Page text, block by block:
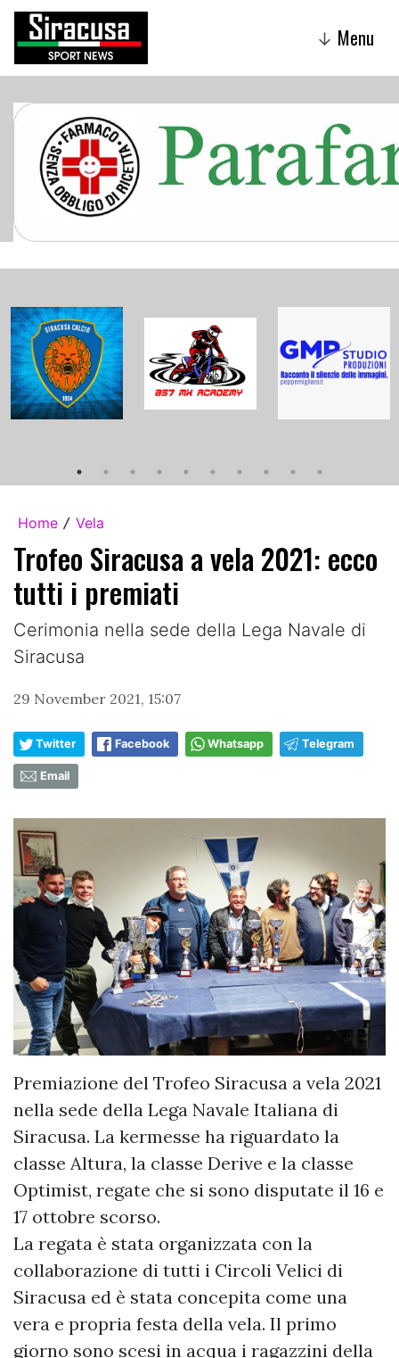
↓ Menu
Home / Vela
Trofeo Siracusa a vela 2021: ecco
tutti i premiati
Cerimonia nella sede della Lega Navale di
Siracusa
29 November 2021, 15:07
Twitter Facebook Whatsapp Telegram
Email
Premiazione del Trofeo Siracusa a vela 2021
nella sede della Lega Navale Italiana di
Siracusa. La kermesse ha riguardato la
classe Altura, la classe Derive e la classe
Optimist, regate che si sono disputate il 16 e
17 ottobre scorso.
La regata è stata organizzata con la
collaborazione di tutti i Circoli Velici di
Siracusa ed è stata concepita come una
vera e propria festa della vela. Il primo
giorno sono scesi in acqua i ragazzini della